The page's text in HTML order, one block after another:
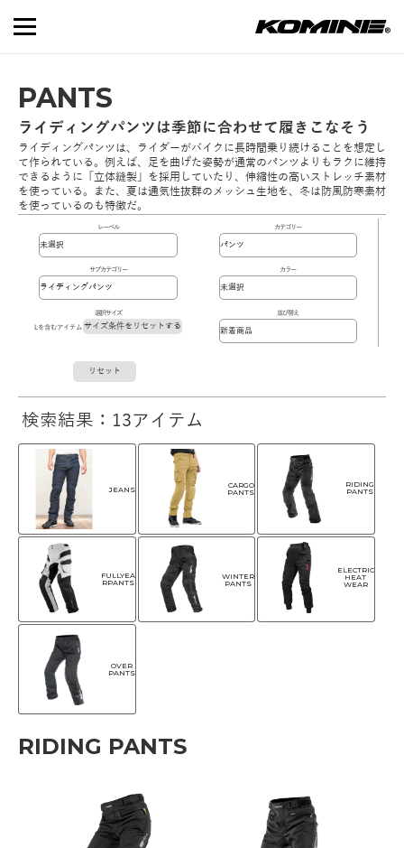
PANTS
ライディングパンツは季節に合わせて履きこなそう
ライディングパンツは、ライダーがバイクに長時間乗り続けることを想定し
て作られている。例えば、足を曲げた姿勢が通常のパンツよりもラクに維持
できるように「立体縫製」を採用していたり、伸縮性の高いストレッチ素材
を使っている。また、夏は通気性抜群のメッシュ生地を、冬は防風防寒素材
を使っているのも特徴だ。
レーベル カテゴリー
サブカテゴリー カラー
選択サイズ
Lを含むアイテム サイズ条件をリセットする
並び替え
リセット
検索結果：13アイテム
JEANS
CARGO
PANTS
RIDING
PANTS
FULLYEA
RPANTS
WINTER
PANTS
ELECTRIC
HEAT
WEAR
OVER
PANTS
RIDING PANTS